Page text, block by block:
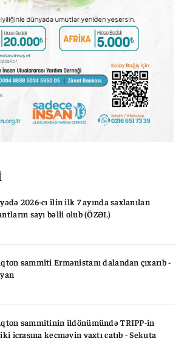
2026-cı ilin ilk 7 ayında saxlanılan
sayı bəlli olub (ÖZƏL)
sammiti Ermənistanı dalandan çıxarıb -
sammitinin ildönümündə TRIPP-in
icrasına keçməyin vaxtı çatıb - Sekuta